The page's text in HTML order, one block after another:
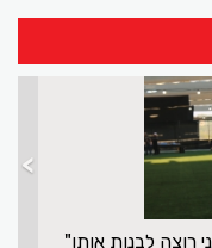
רוצה לבנות אותו"
>